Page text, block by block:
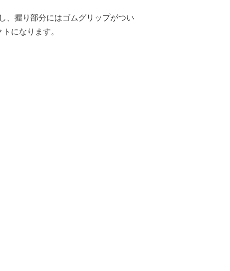
、握り部分にはゴムグリップがつい
になります。